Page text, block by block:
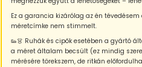
Ez a garancia kizárólag az én
méretcímke nem stimmelt.
👟👗 Ruhák és cipők esetében a gyártó
a méret általam becsült (ez mindig
mérésére törekszem, de ritkán